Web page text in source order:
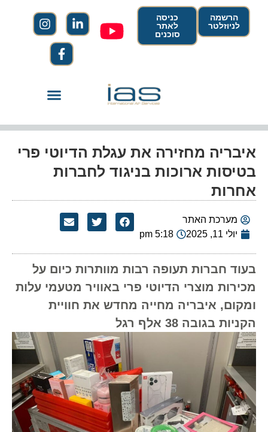
הרשמה
לניוזלטר
כניסה
לאתר
סוכנים
איבריה מחזירה את עגלת הדיוטי פרי
בטיסות ארוכות בניגוד לחברות
אחרות
מערכת האתר
יולי 11, 2025
5:18 pm
בעוד חברות תעופה רבות מוותרות כיום על
מכירות מוצרי הדיוטי פרי באוויר מטעמי עלות
ומקום, איבריה מחייה מחדש את חוויית
הקניות בגובה 38 אלף רגל